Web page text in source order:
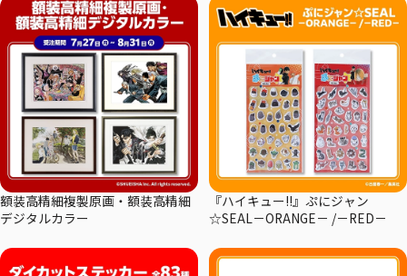
額装高精細複製原画・額装高精細
デジタルカラー
『ハイキュー!!』ぷにジャン
☆SEAL－ORANGE－ /－RED－